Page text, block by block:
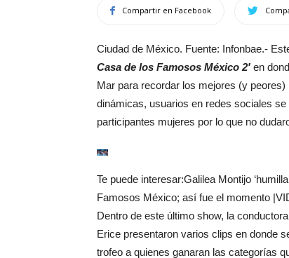
Compartir en Facebook
Ciudad de México. Fuente: Infonbae.-
Casa de los Famosos México 2′ en
Mar para recordar los mejores (y
dinámicas, usuarios en redes sociales
participantes mujeres por lo que no
Te puede interesar:Galilea Montijo
Famosos México; así fue el momento
Dentro de este último show, la conductora
Erice presentaron varios clips en donde
trofeo a quienes ganaran las categorías